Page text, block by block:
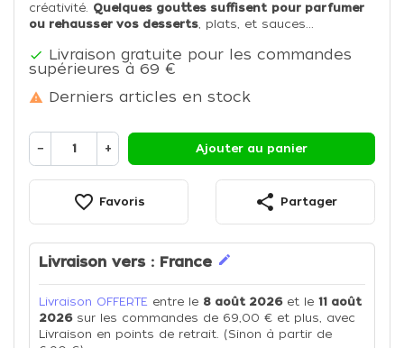
créativité. Quelques gouttes suffisent pour parfumer
ou rehausser vos desserts, plats, et sauces...
 Livraison gratuite pour les commandes
supérieures à 69 €
 Derniers articles en stock
− + Ajouter au panier
favorite_border Favoris share Partager
Livraison vers : France edit
Livraison OFFERTE entre le 8 août 2026et le 11 août
2026sur les commandes de 69,00 € et plus, avec
Livraison en points de retrait. (Sinon à partir de